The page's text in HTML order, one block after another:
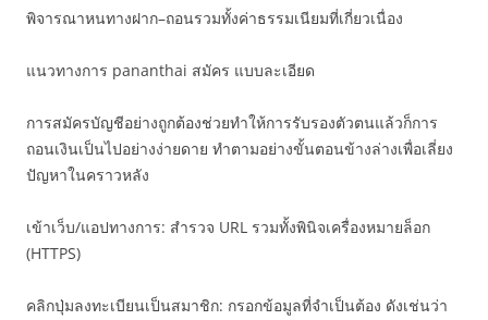
พิจารณาหนทางฝาก–ถอนรวมทั้งค่าธรรมเนียมที่เกี่ยวเนื่อง
แนวทางการ pananthai สมัคร แบบละเอียด
การสมัครบัญชีอย่างถูกต้องช่วยทำให้การรับรองตัวตนแล้วก็การ
ถอนเงินเป็นไปอย่างง่ายดาย ทำตามอย่างขั้นตอนข้างล่างเพื่อเลี่ยง
ปัญหาในคราวหลัง
เข้าเว็บ/แอปทางการ: สำรวจ URL รวมทั้งพินิจเครื่องหมายล็อก
(HTTPS)
คลิกปุ่มลงทะเบียนเป็นสมาชิก: กรอกข้อมูลที่จำเป็นต้อง ดังเช่นว่า